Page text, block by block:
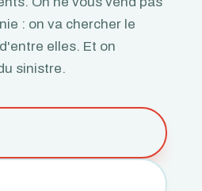
: on va chercher le
elles. Et on
sinistre.